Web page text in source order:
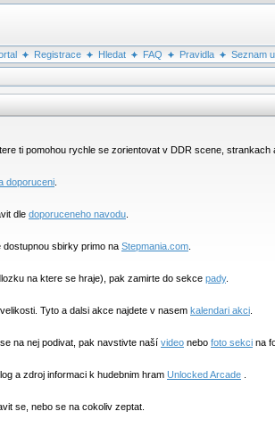
Registrace Hledat FAQ Pravidla Seznam
ti pomohou rychle se zorientovat v DDR scene, strankach
doporuceni
dle doporuceneho navodu
dostupnou sbirky primo na Stepmania.com
na ktere se hraje), pak zamirte do sekce pady.
Tyto a dalsi akce najdete v nasem kalendari akci
na nej podivat, pak navstivte naší video nebo foto sekci na
a zdroj informaci k hudebnim hram Unlocked Arcade
se, nebo se na cokoliv zeptat.